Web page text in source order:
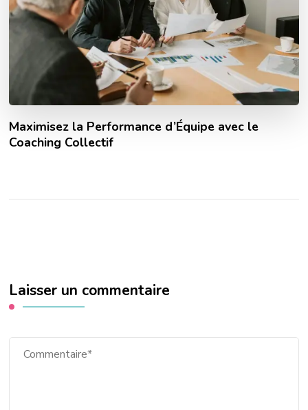
Maximisez la Performance d’Équipe avec le
Coaching Collectif
Laisser un commentaire